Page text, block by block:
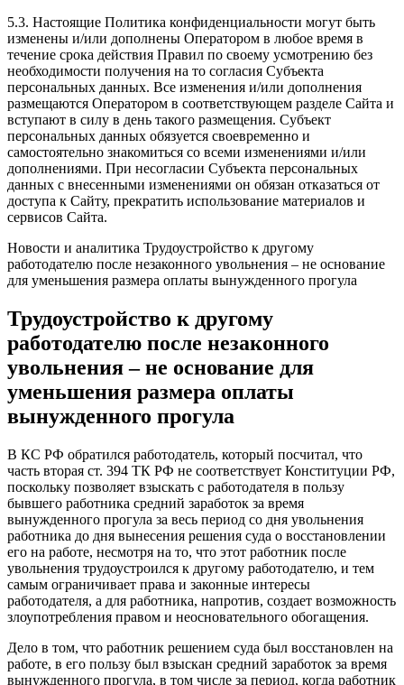
5.3. Настоящие Политика конфиденциальности могут быть
изменены и/или дополнены Оператором в любое время в
течение срока действия Правил по своему усмотрению без
необходимости получения на то согласия Субъекта
персональных данных. Все изменения и/или дополнения
размещаются Оператором в соответствующем разделе Сайта и
вступают в силу в день такого размещения. Субъект
персональных данных обязуется своевременно и
самостоятельно знакомиться со всеми изменениями и/или
дополнениями. При несогласии Субъекта персональных
данных с внесенными изменениями он обязан отказаться от
доступа к Сайту, прекратить использование материалов и
сервисов Сайта.
Новости и аналитика Трудоустройство к другому
работодателю после незаконного увольнения – не основание
для уменьшения размера оплаты вынужденного прогула
Трудоустройство к другому
работодателю после незаконного
увольнения – не основание для
уменьшения размера оплаты
вынужденного прогула
В КС РФ обратился работодатель, который посчитал, что
часть вторая ст. 394 ТК РФ не соответствует Конституции РФ,
поскольку позволяет взыскать с работодателя в пользу
бывшего работника средний заработок за время
вынужденного прогула за весь период со дня увольнения
работника до дня вынесения решения суда о восстановлении
его на работе, несмотря на то, что этот работник после
увольнения трудоустроился к другому работодателю, и тем
самым ограничивает права и законные интересы
работодателя, а для работника, напротив, создает возможность
злоупотребления правом и неосновательного обогащения.
Дело в том, что работник решением суда был восстановлен на
работе, в его пользу был взыскан средний заработок за время
вынужденного прогула, в том числе за период, когда работник